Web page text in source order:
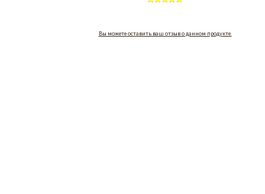
Вы можете оставить ваш отзыв о данном продукте.